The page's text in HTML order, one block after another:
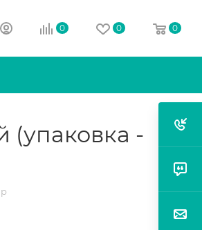
0 0 0
(упаковка -